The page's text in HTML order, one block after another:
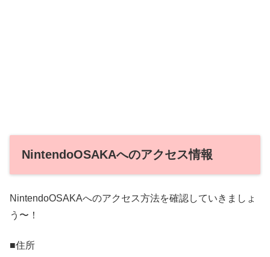
NintendoOSAKAへのアクセス情報
NintendoOSAKAへのアクセス方法を確認していきましょ
う〜！
■住所